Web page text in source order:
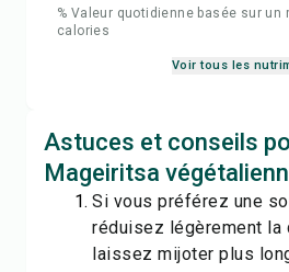
% Valeur quotidienne basée sur un
calories
Voir tous les
Astuces et conseils
Mageiritsa
Si vous préférez une
réduisez légèrement la
laissez mijoter plus